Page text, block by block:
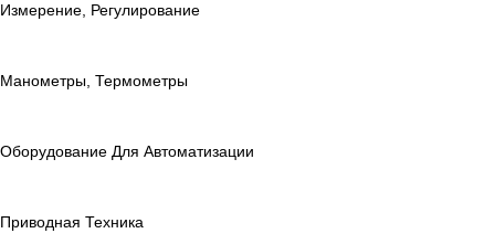
Измерение, Регулирование
Манометры, Термометры
Оборудование Для Автоматизации
Приводная Техника